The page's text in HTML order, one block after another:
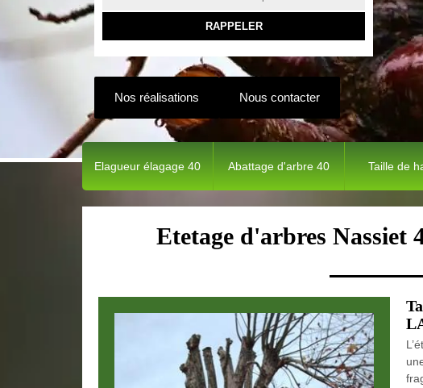
Nos réalisations Nous contacter
Elagueur élagage 40 Abattage d'arbre 40 Taille de
Etetage d'arbres Nassiet